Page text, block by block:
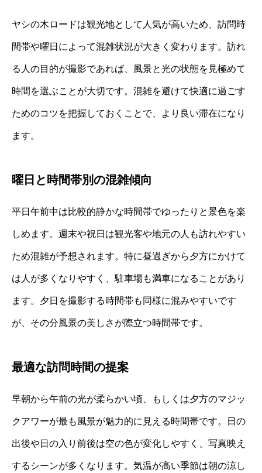
ヤシの木ロードは観光地として人気が高いため、訪問時
間帯や曜日によって混雑状況が大きく変わります。訪れ
る人の目的が撮影であれば、風景と光の状態を見極めて
時間を選ぶことが大切です。混雑を避けて快適に過ごす
ためのコツを把握しておくことで、より良い滞在になり
ます。
曜日と時間帯別の混雑傾向
平日午前中は比較的静かな時間帯でゆったりと景色を楽
しめます。週末や祝日は観光客や地元の人も訪れやすい
ため混雑が予想されます。特に昼過ぎから夕方にかけて
は人が多くなりやすく、駐車場も満車になることがあり
ます。夕日を撮影する時間帯も同様に混みやすいです
が、その分風景の美しさが際立つ時間帯です。
最適な訪問時間の提案
早朝から午前の光が柔らかい頃、もしくは夕方のマジッ
クアワーが最も風景が魅力的に見える時間帯です。日の
出後や日の入り前後は空の色が変化しやすく、写真映え
するシーンが多くなります。気温が高い季節は朝の涼し